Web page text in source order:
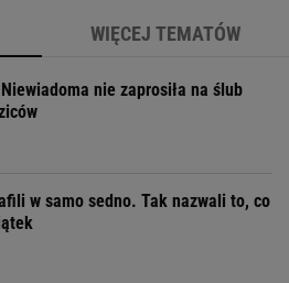
WIĘCEJ TEMATÓW
nie zaprosiła na ślub
w samo sedno. Tak nazwali to, co